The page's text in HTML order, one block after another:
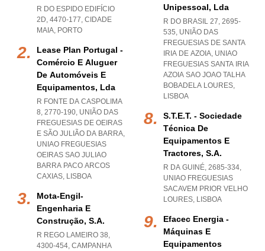
R DO ESPIDO EDIFÍCIO
2D, 4470-177, CIDADE
MAIA, PORTO
Lease Plan Portugal -
Comércio E Aluguer
De Automóveis E
Equipamentos, Lda
R FONTE DA CASPOLIMA
8, 2770-190, UNIÃO DAS
FREGUESIAS DE OEIRAS
E SÃO JULIÃO DA BARRA,
UNIAO FREGUESIAS
OEIRAS SAO JULIAO
BARRA PACO ARCOS
CAXIAS, LISBOA
Mota-Engil-
Engenharia E
Construção, S.a.
R REGO LAMEIRO 38,
4300-454, CAMPANHA
Unipessoal, Lda
R DO BRASIL 27, 2695-
535, UNIÃO DAS
FREGUESIAS DE SANTA
IRIA DE AZOIA, UNIAO
FREGUESIAS SANTA IRIA
AZOIA SAO JOAO TALHA
BOBADELA LOURES,
LISBOA
S.t.e.t. - Sociedade
Técnica De
Equipamentos E
Tractores, S.a.
R DA GUINÉ, 2685-334,
UNIAO FREGUESIAS
SACAVEM PRIOR VELHO
LOURES, LISBOA
Efacec Energia -
Máquinas E
Equipamentos